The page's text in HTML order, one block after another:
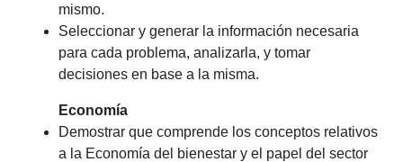
mismo.
Seleccionar y generar la información necesaria
para cada problema, analizarla, y tomar
decisiones en base a la misma.
Economía
Demostrar que comprende los conceptos relativos
a la Economía del bienestar y el papel del sector